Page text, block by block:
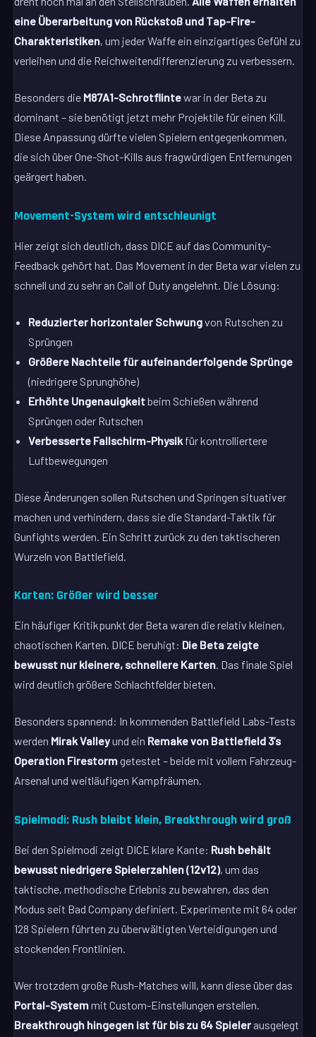
eine Überarbeitung von Rückstoß und Tap-Fire-
Charakteristiken, um jeder Waffe ein einzigartiges Gefühl zu
verleihen und die Reichweitendifferenzierung zu verbessern.
Besonders die M87A1-Schrotflintewar in der Beta zu
dominant – sie benötigt jetzt mehr Projektile für einen Kill.
Diese Anpassung dürfte vielen Spielern entgegenkommen,
die sich über One-Shot-Kills aus fragwürdigen Entfernungen
geärgert haben.
Movement-System wird entschleunigt
Hier zeigt sich deutlich, dass DICE auf das Community-
Feedback gehört hat. Das Movement in der Beta war vielen zu
schnell und zu sehr an Call of Duty angelehnt. Die Lösung:
Reduzierter horizontaler Schwungvon Rutschen zu
Sprüngen
Größere Nachteile für aufeinanderfolgende Sprünge
(niedrigere Sprunghöhe)
Erhöhte Ungenauigkeitbeim Schießen während
Sprüngen oder Rutschen
Verbesserte Fallschirm-Physik für kontrolliertere
Luftbewegungen
Diese Änderungen sollen Rutschen und Springen situativer
machen und verhindern, dass sie die Standard-Taktik für
Gunfights werden. Ein Schritt zurück zu den taktischeren
Wurzeln von Battlefield.
Karten: Größer wird besser
Ein häufiger Kritikpunkt der Beta waren die relativ kleinen,
chaotischen Karten. DICE beruhigt: Die Beta zeigte
bewusst nur kleinere, schnellere Karten. Das finale Spiel
wird deutlich größere Schlachtfelder bieten.
Besonders spannend: In kommenden Battlefield Labs-Tests
werden Mirak Valleyund ein Remake von Battlefield 3’s
Operation Firestormgetestet – beide mit vollem Fahrzeug-
Arsenal und weitläufigen Kampfräumen.
Spielmodi: Rush bleibt klein, Breakthrough wird groß
Bei den Spielmodi zeigt DICE klare Kante: Rush behält
bewusst niedrigere Spielerzahlen (12v12), um das
taktische, methodische Erlebnis zu bewahren, das den
Modus seit Bad Company definiert. Experimente mit 64 oder
128 Spielern führten zu überwältigten Verteidigungen und
stockenden Frontlinien.
Wer trotzdem große Rush-Matches will, kann diese über das
Portal-Systemmit Custom-Einstellungen erstellen.
Breakthrough hingegen ist für bis zu 64 Spielerausgelegt